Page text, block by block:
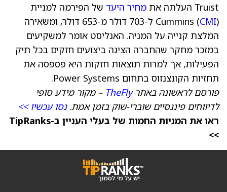
Truist העלתה את מחיר היעד של הפירמה למניית
Cummins (CMI
) ל-703 דולר מ-653 דולר, ומשאירה
המלצת קנייה על המניה. האנליסט אומר למשקיעים
במזכר מחקר שהחברה הציגה ביצועים חזקים בכל תיק
הפעילות, אך למרות תוצאות חזקות היא פספסה את
תחזיות הקונצנזוס בתחום Power Systems.
פורסם לראשונה באתרTheFly – מקור מידע סופי
לדיווחים פיננסיים שוברי-שוק בזמן אמת.נסו עכשיו >>
ראו את המניות החמות של בעלי העניין ב-TipRanks
>>